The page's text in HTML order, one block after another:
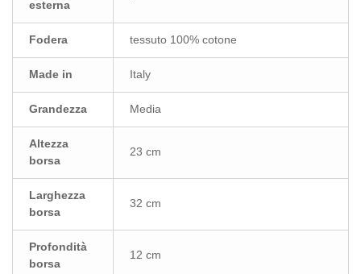
esterna
Fodera tessuto 100% cotone
Made in Italy
Grandezza Media
Altezza
borsa
23 cm
Larghezza
borsa
32 cm
Profondità
borsa
12 cm